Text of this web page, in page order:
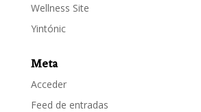
Wellness Site
Yintónic
Meta
Acceder
Feed de entradas